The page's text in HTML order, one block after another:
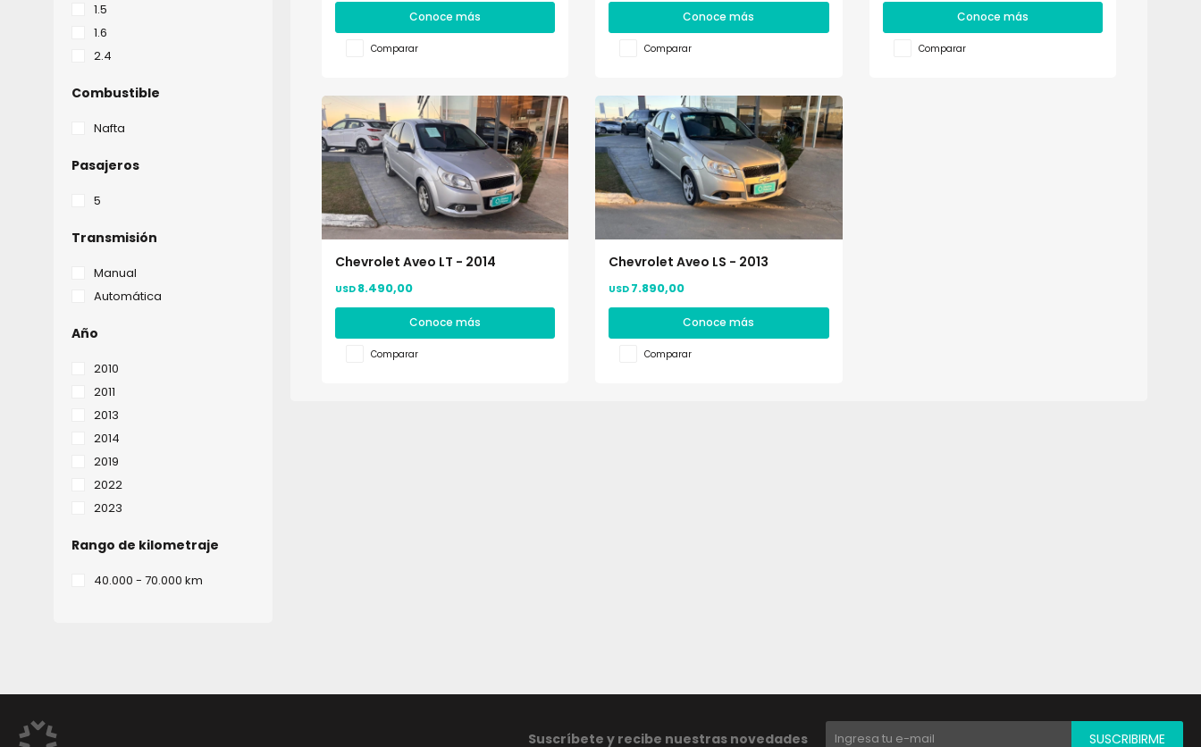
Conoce más
Comparar
Conoce más
Comparar
Conoce más
Comparar
Chevrolet Aveo LT - 2014
USD 8.490,00
Conoce más
Comparar
Chevrolet Aveo LS - 2013
USD 7.890,00
Conoce más
Comparar
1.5
1.6
2.4
Combustible
Nafta
Pasajeros
5
Transmisión
Manual
Automática
Año
2010
2011
2013
2014
2019
2022
2023
Rango de kilometraje
40.000 - 70.000 km
Suscríbete y recibe nuestras novedades SUSCRIBIRME